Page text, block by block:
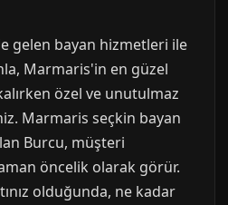
gelen bayan hizmetleri ile
Marmaris'in en güzel
özel ve unutulmaz
Marmaris seçkin bayan
Burcu, müşteri
öncelik olarak görür.
olduğunda, ne kadar